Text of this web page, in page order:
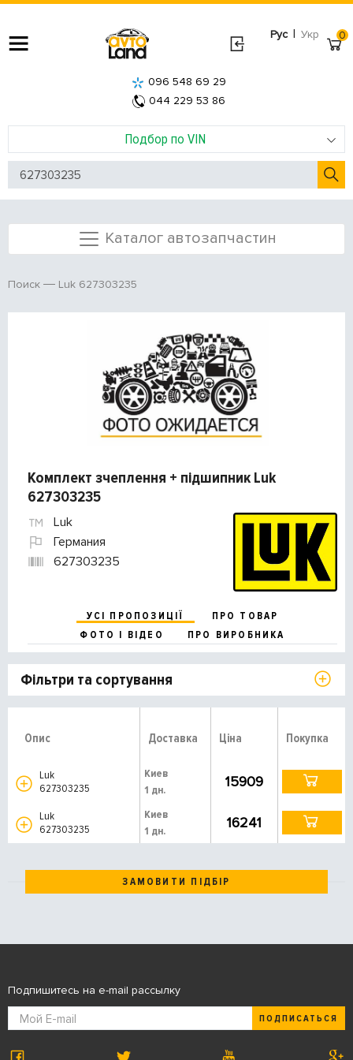
Рус | Укр
Подбор по VIN
096 548 69 29
044 229 53 86
0
Каталог автозапчастин
Поиск Luk 627303235
Комплект зчеплення + підшипник Luk
627303235
Luk
Германия
627303235
УСІ ПРОПОЗИЦІЇ
ПРО ТОВАР
ФОТО І ВІДЕО
ПРО ВИРОБНИКА
Фільтри та сортування
Опис Доставка Ціна Покупка
Luk
627303235
Киев
1 дн.
15909
Luk
627303235
Киев
1 дн.
16241
ЗАМОВИТИ ПІДБІР
Подпишитесь на e-mail рассылку
ПОДПИСАТЬСЯ